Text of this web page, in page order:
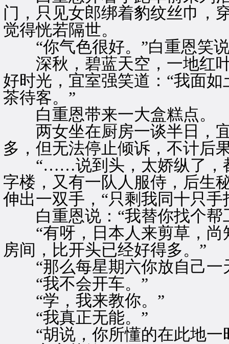
门，只见女郎绑着豹纹丝巾，
觉得恍若隔世。
“你气色很好。”白重恩笑
深秋，碧蓝天空，一地红叶
好时光，宜室强笑道：“我面
茶待客。”
白重恩带来一大盒糕点。
两女坐在厨房一谈半日，宜
多，但无法停止倾诉，不计后
“……说到头，太娇纵了，都
字楼，又有一队人服侍，后生
伸出一双手，“只剩我同十只手
白重恩说：“我替你找个帮
“有呀，日本人来剪草，尚
房间，比开头已经好得多。”
“那么每星期六你放自己一
“我不会开车。”
“学，我来教你。”
“我真正无能。”
“胡说，你所懂的在此地一